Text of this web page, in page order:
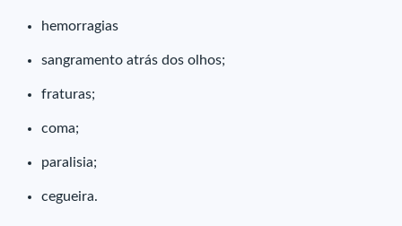
hemorragias
sangramento atrás dos olhos;
fraturas;
coma;
paralisia;
cegueira.